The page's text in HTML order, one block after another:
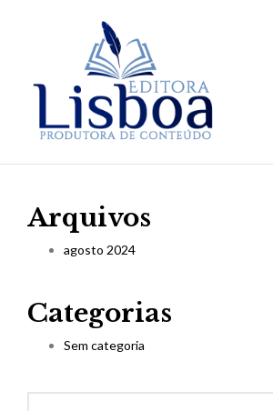
Arquivos
agosto 2024
Categorias
Sem categoria